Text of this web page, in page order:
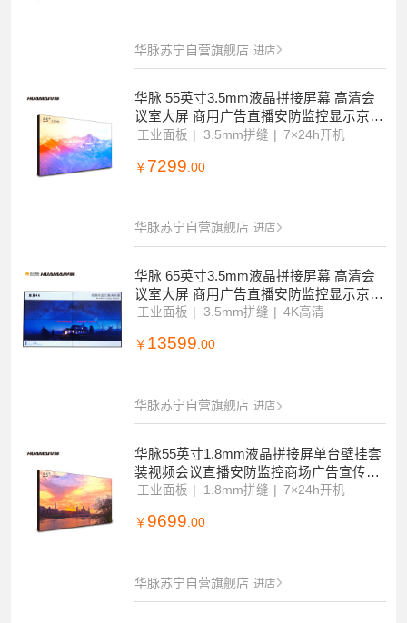
华脉苏宁自营旗舰店 进店
华脉 55英寸3.5mm液晶拼接屏幕 高清会
议室大屏 商用广告直播安防监控显示京东
方面板单台套装HM-DC55S01-1
工业面板 3.5mm拼缝 7×24h开机
￥ 7299 .00
华脉苏宁自营旗舰店 进店
华脉 65英寸3.5mm液晶拼接屏幕 高清会
议室大屏 商用广告直播安防监控显示京东
方面板单台套装HM-DM65-U
工业面板 3.5mm拼缝 4K高清
￥ 13599.00
华脉苏宁自营旗舰店 进店
华脉55英寸1.8mm液晶拼接屏单台壁挂套
装视频会议直播安防监控商场广告宣传展
示电子显示大屏幕HM-DC55S03-2
工业面板 1.8mm拼缝 7×24h开机
￥ 9699 .00
华脉苏宁自营旗舰店 进店